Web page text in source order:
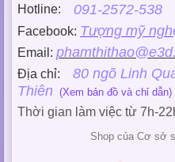
Hotline: 091-2572-538
Facebook: Tượng mỹ
Email:
Địa chỉ: 80 ngõ Linh
Thiên (Xem bản đồ và chỉ dẫn)
Thời gian làm việc từ 7h-
Shop của Cơ sở